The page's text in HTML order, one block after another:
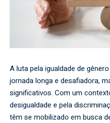
A luta pela igualdade de
jornada longa e desafiadora,
significativos. Com um
desigualdade e pela
têm se mobilizado em busca